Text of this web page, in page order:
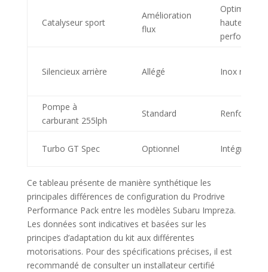
Catalyseur sport
Amélioration
flux
Optimisé
hautes
Silencieux arrière Allégé Inox
Pompe à
carburant 255lph
Standard Renforcée
Turbo GT Spec Optionnel Intégré
Ce tableau présente de manière synthétique les
principales différences de configuration du Prodrive
Performance Pack entre les modèles Subaru Impreza.
Les données sont indicatives et basées sur les
principes d’adaptation du kit aux différentes
motorisations. Pour des spécifications précises, il est
recommandé de consulter un installateur certifié